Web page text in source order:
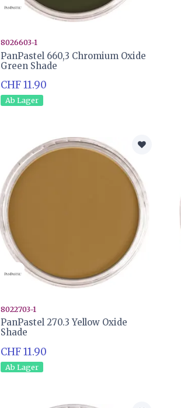
8026603-1
PanPastel 660,3 Chromium Oxide
Green Shade
CHF 11.90
Ab Lager
8022703-1
PanPastel 270.3 Yellow Oxide
Shade
CHF 11.90
Ab Lager